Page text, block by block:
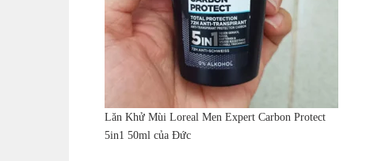
Lăn Khử Mùi Loreal Men Expert Carbon Protect
5in1 50ml của Đức